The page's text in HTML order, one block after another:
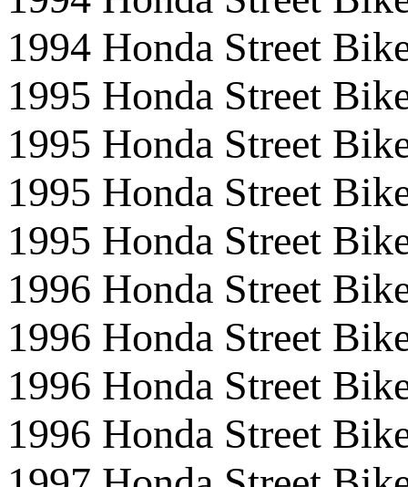
1994 Honda Street
1995 Honda Street
1995 Honda Street
1995 Honda Street
1995 Honda Street
1996 Honda Street
1996 Honda Street
1996 Honda Street
1996 Honda Street